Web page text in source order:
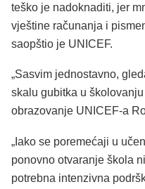
teško je nadoknaditi, jer
vještine računanja i
saopštio je UNICEF.
„Sasvim jednostavno,
skalu gubitka u
obrazovanje UNICEF-a
„Iako se poremećaji u
ponovno otvaranje škola
potrebna intenzivna